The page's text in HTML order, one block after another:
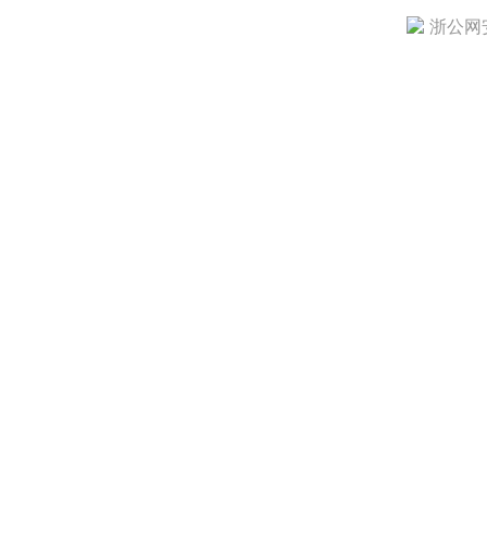
浙公网